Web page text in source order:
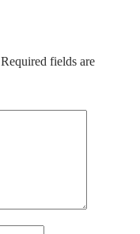
Required fields are